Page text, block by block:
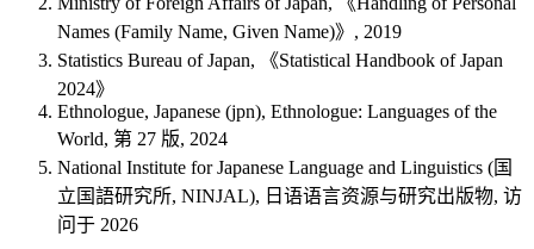
Names (Family Name, Given Name)》, 2019
Statistics Bureau of Japan, 《Statistical Handbook of Japan
2024》
Ethnologue, Japanese (jpn), Ethnologue: Languages of the
World, 第 27 版, 2024
National Institute for Japanese Language and Linguistics (国
立国語研究所, NINJAL), 日语语言资源与研究出版物, 访
问于 2026